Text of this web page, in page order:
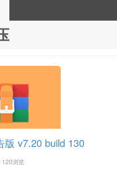
版 v7.20 build 130
120浏览